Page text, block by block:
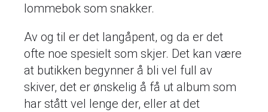
lommebok som snakker.
Av og til er det langåpent, og da er det
ofte noe spesielt som skjer. Det kan være
at butikken begynner å bli vel full av
skiver, det er ønskelig å få ut album som
har stått vel lenge der, eller at det